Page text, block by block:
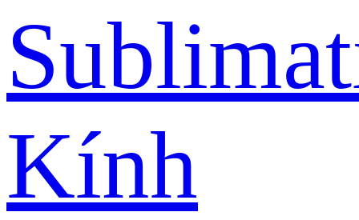
Kính